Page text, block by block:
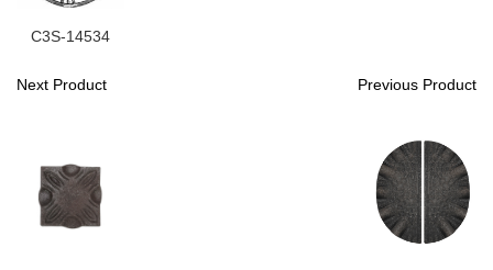
C3S-14534
Next Product Previous Product